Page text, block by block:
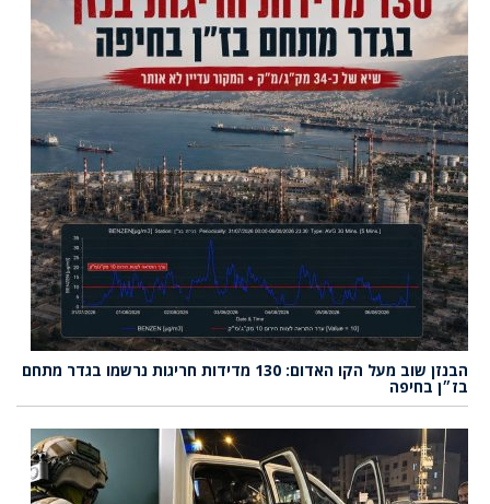
הבנזן שוב מעל הקו האדום: 130 מדידות חריגות נרשמו בגדר מתחם
בז״ן בחיפה